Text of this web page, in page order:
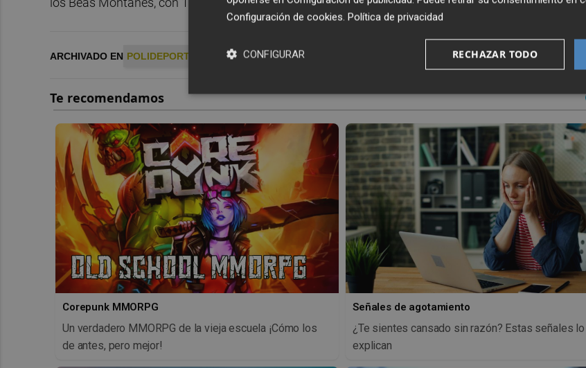
ARCHIVADO EN POLIDEPORTIVO
Corepunk MMORPG
Un verdadero MMORPG de la vieja escuela ¡Cómo los
de antes, pero mejor!
Señales de agotamiento
¿Te sientes cansado sin razón? Estas señales lo
explican
Configuración de cookies. Política de privacidad
RECHAZAR TODO
CONFIGURAR